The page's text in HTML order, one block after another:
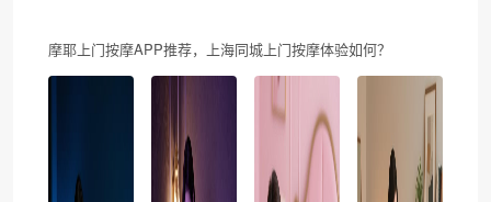
摩耶上门按摩APP推荐，上海同城上门按摩体验如何？